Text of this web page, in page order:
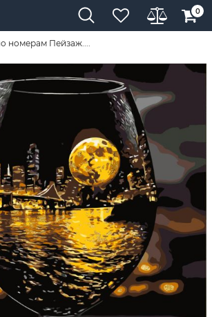
0
номерам Пейзаж....